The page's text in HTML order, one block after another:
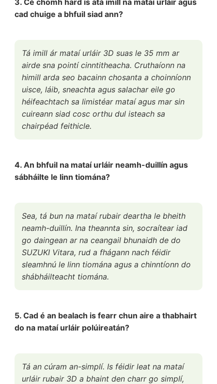
cad chuige a bhfuil siad ann?
Tá imill ár mataí urláir 3D suas le 35 mm ar
airde sna pointí cinntitheacha. Cruthaíonn na
himill arda seo bacainn chosanta a choinníonn
uisce, láib, sneachta agus salachar eile go
héifeachtach sa limistéar mataí agus mar sin
cuireann siad cosc orthu dul isteach sa
chairpéad feithicle.
4. An bhfuil na mataí urláir neamh-duillín agus
sábháilte le linn tiomána?
Sea, tá bun na mataí rubair deartha le bheith
neamh-duillín. Ina theannta sin, socraítear iad
go daingean ar na ceangail bhunaidh de do
SUZUKI Vitara, rud a fhágann nach féidir
sleamhnú le linn tiomána agus a chinntíonn do
shábháilteacht tiomána.
5. Cad é an bealach is fearr chun aire a thabhairt
do na mataí urláir polúireatán?
Tá an cúram an-simplí. Is féidir leat na mataí
urláir rubair 3D a bhaint den charr go simplí,